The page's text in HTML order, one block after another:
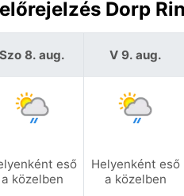
Dorp
Szo 8. aug.
eső
a közelben
V 9. aug.
Helyenként eső
a közelben